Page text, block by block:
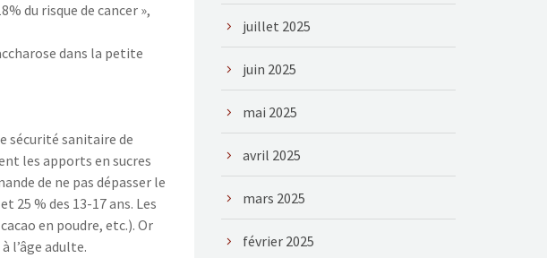
du risque de cancer »,
dans la petite
sécurité sanitaire de
les apports en sucres
de ne pas dépasser le
25 % des 13-17 ans. Les
en poudre, etc.). Or
l’âge adulte.
juillet 2025
juin 2025
mai 2025
avril 2025
mars 2025
février 2025